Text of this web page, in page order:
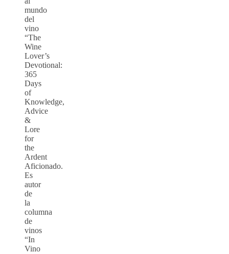
mundo
del
vino
“The
Wine
Lover’s
Devotional:
365
Days
of
Knowledge,
Advice
&
Lore
for
the
Ardent
Aficionado.
Es
autor
de
la
columna
de
vinos
“In
Vino